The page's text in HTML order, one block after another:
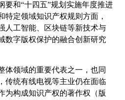
要和“十四五”规划实施年度推进
特定领域知识产权规则方面，
人工智能、区块链等新技术与
数字版权保护的融合创新研究
体领域的重要代表之一，也同
传统有线电视等主业仍在面临
为构成知识产权的著作权（版